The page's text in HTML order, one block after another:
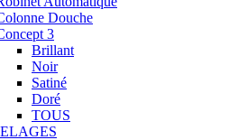
Douche
3
Brillant
Noir
Satiné
Doré
TOUS